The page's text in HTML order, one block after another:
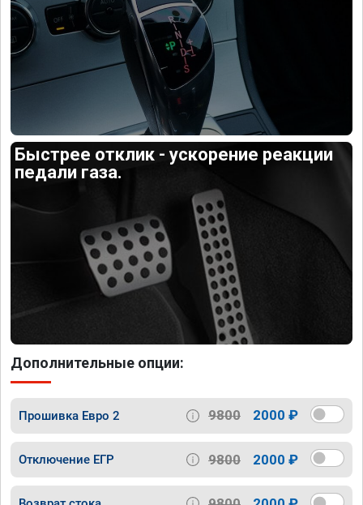
Быстрее отклик - ускорение реакции
педали газа.
Дополнительные опции:
Прошивка Евро 2 9800 2000 ₽
Отключение ЕГР 9800 2000 ₽